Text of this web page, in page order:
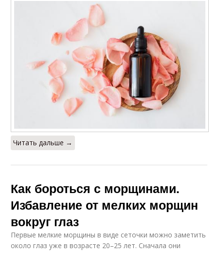
Читать дальше →
Как бороться с морщинами.
Избавление от мелких морщин
вокруг глаз
Первые мелкие морщины в виде сеточки можно заметить
около глаз уже в возрасте 20–25 лет. Сначала они